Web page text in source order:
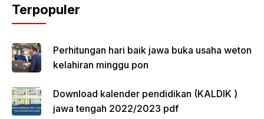
Terpopuler
Perhitungan hari baik jawa buka usaha weton
kelahiran minggu pon
Download kalender pendidikan (KALDIK )
jawa tengah 2022/2023 pdf